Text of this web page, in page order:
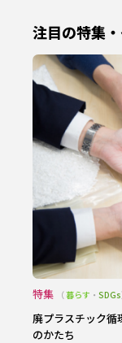
注目の特集
特集 暮らす ・ SDGs
廃プラスチック循
のかたち